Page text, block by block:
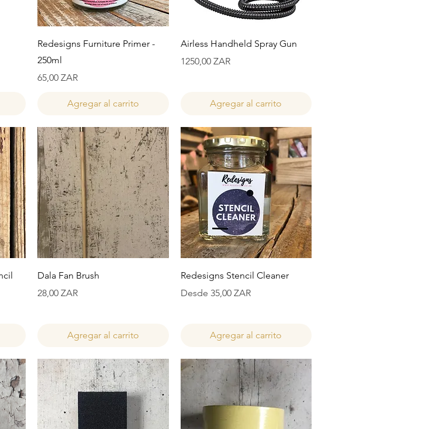
Vista rápida
Redesigns Furniture Primer -
250ml
Precio
65,00 ZAR
Agregar al carrito
Vista rápida
Airless Handheld Spray Gun
Precio
1250,00 ZAR
Agregar al carrito
Vista rápida
Dala Fan Brush
Precio
28,00 ZAR
Agregar al carrito
Vista rápida
Redesigns Stencil Cleaner
Desde 35,00 ZAR
Precio de oferta
Agregar al carrito